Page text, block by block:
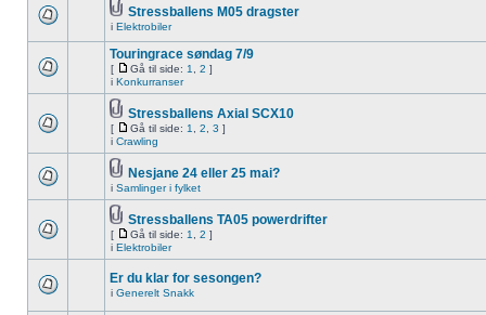
Stressballens M05 dragster
i Elektrobiler
Touringrace søndag 7/9
[ Gå til side: 1 2 ]
i Konkurranser
Stressballens Axial SCX10
[ Gå til side: 1 2 3 ]
i Crawling
Nesjane 24 eller 25 mai?
i Samlinger i fylket
Stressballens TA05 powerdrifter
[ Gå til side: 1 2 ]
i Elektrobiler
Er du klar for sesongen?
i Generelt Snakk